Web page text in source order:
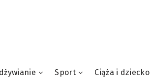
Sport Ciąża i dziecko